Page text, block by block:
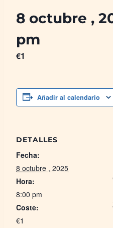
8 octubre ,
pm
€1
Añadir al calendario
DETALLES
Fecha:
8 octubre , 2025
Hora:
8:00 pm
Coste:
€1